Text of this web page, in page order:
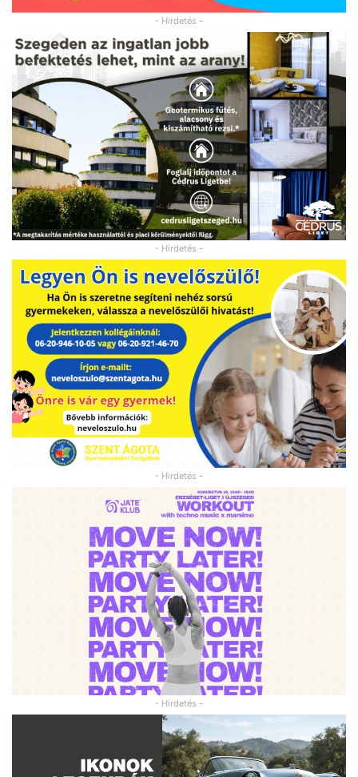
- Hirdetés -
- Hirdetés -
- Hirdetés -
- Hirdetés -